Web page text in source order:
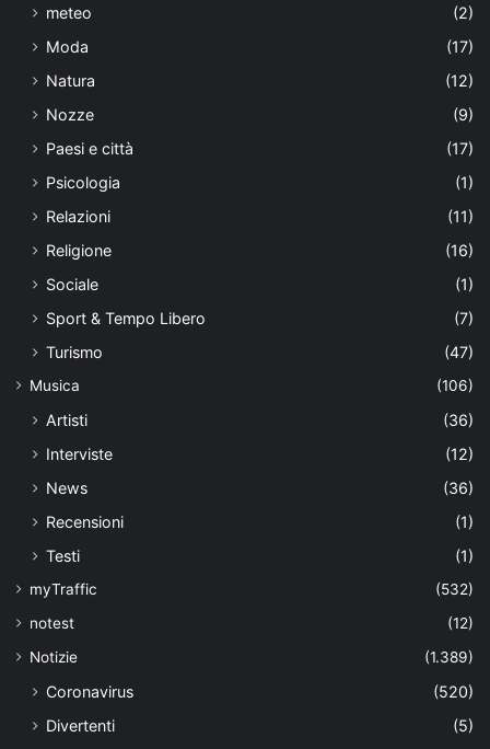
meteo
(2)
Moda
(17)
Natura
(12)
Nozze
(9)
Paesi e città
(17)
Psicologia
(1)
Relazioni
(11)
Religione
(16)
Sociale
(1)
Sport & Tempo Libero
(7)
Turismo
(47)
Musica (106)
Artisti
(36)
Interviste
(12)
News
(36)
Recensioni
(1)
Testi
(1)
myTraffic
(532)
notest
(12)
Notizie
(1.389)
Coronavirus
(520)
Divertenti
(5)